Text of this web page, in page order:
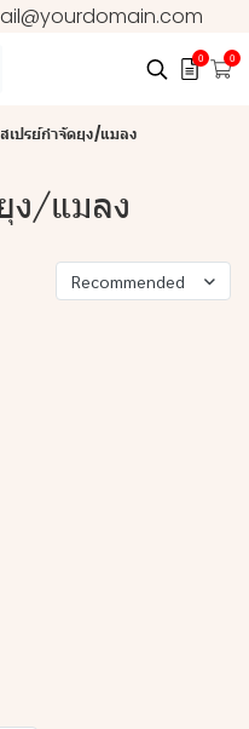
0 0
สเปรย์กำจัดยุง/แมลง
ง/แมลง
Recommended